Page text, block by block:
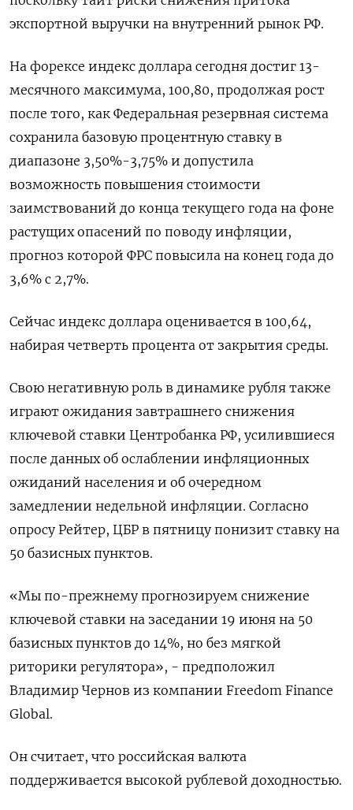
экспортной выручки на внутренний рынок РФ.
На форексе индекс доллара сегодня достиг ​13-
месячного максимума, 100,80, продолжая рост
после того, ​как Федеральная резервная система
сохранила базовую ‌процентную ставку в
диапазоне 3,50%-3,75% и допустила
возможность повышения стоимости
заимствований до конца текущего года на фоне
растущих опасений по поводу инфляции, ​
прогноз которой ФРС повысила на конец года до
3,6% с 2,7%.
Сейчас индекс доллара оценивается в 100,64,
набирая четверть процента от закрытия среды.
Свою негативную роль в динамике рубля также
играют ожидания завтрашнего снижения
ключевой ставки Центробанка РФ, усилившиеся
после данных об ослаблении инфляционных
ожиданий населения и об очередном
замедлении недельной инфляции. Согласно
опросу Рейтер, ЦБР в пятницу понизит ставку на
50 базисных пунктов.
«Мы по-прежнему прогнозируем снижение
ключевой ставки на заседании 19 июня на 50
базисных пунктов до 14%, но без мягкой
риторики регулятора», - предположил
Владимир Чернов из компании Freedom Finance
Global.
Он считает, что российская валюта
поддерживается ​высокой рублевой доходностью.